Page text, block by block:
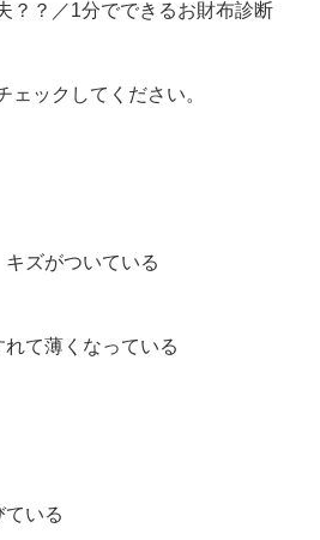
？？／1分でできるお財布診断
ェックしてください。
ズがついている
て薄くなっている
いる